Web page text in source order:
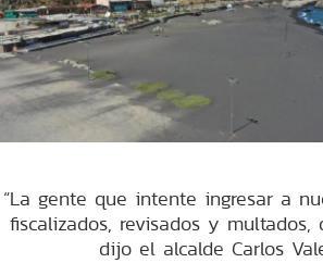
“La gente que intente ingresar a
fiscalizados, revisados y multados,
dijo el alcalde Carlos